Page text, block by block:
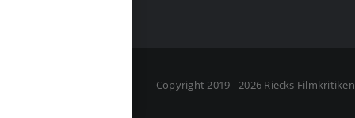
Copyright 2019 - 2026 Riecks